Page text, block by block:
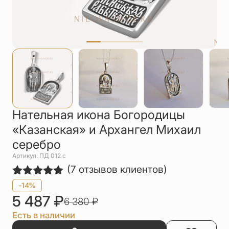
Цепи
Шнурки на
шею
Другое
Нательная икона Богородицы
«Казанская» и Архангел Михаил
серебро
Артикул: ПД 012 с
Рейтинг
5.00из 5
на основе
опроса
7
пользователей
(7 отзывов клиентов)
-14%
5 487 ₽6 380₽
Есть в наличии